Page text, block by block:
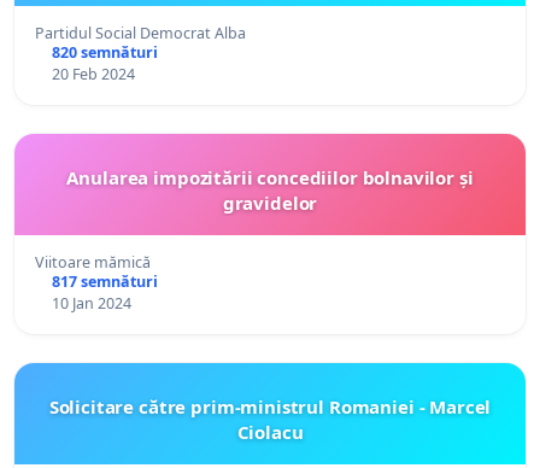
Partidul Social Democrat Alba
820 semnături
20 Feb 2024
Anularea impozitării concediilor bolnavilor și
gravidelor
Viitoare mămică
817 semnături
10 Jan 2024
Solicitare către prim-ministrul Romaniei - Marcel
Ciolacu